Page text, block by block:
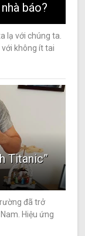
báo?
lạ với chúng ta.
với không ít tai
Titanic”
đã trở
Hiệu ứng